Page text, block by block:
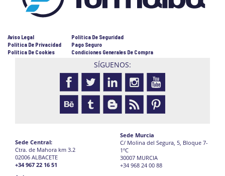
Aviso Legal
Política De Privacidad
Política De Cookies
Política De Seguridad
Pago Seguro
Condiciones Generales De Compra
SÍGUENOS:
Sede Central:
Ctra. de Mahora km 3.2
02006 ALBACETE
+34 967 22 16 51
Sede Murcia
C/ Molina del Segura, 5, Bloque 7-
1ºC
30007 MURCIA
+34 968 24 00 88